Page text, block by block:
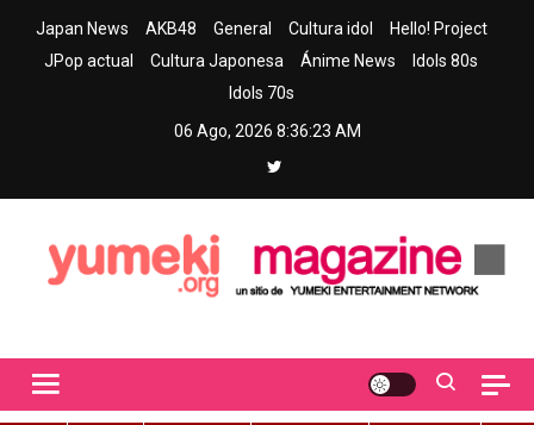
Japan News AKB48 General Cultura idol
Hello! Project
JPop actual
Cultura Japonesa Ánime News
Idols 80s
Idols 70s
06 Ago, 2026 8:36:24 AM